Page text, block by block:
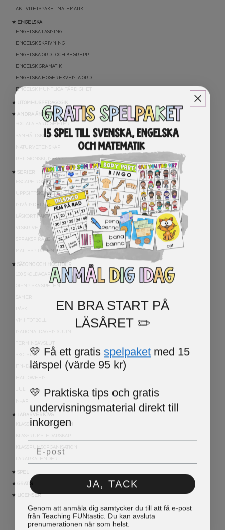
AKTIVITETSPAKET MATEMATIK
★ ENGELSKA
ENGELSKA LÄSNING
ENGELSK SKRIVNING
ENGELSKA ORD- OCH BEGREPP
ENGELSK GRAMATIK
ENGELSKA HÖGFREKVENTA ORD
ENGELSK MUNTLIGA FÄRDIGHET
★ UTOMHUSPEDAGOGIK
★ ANDRA ÄMNEN
SOCIALA FÄRDIGHETER
SAMHÄLLSKUNSKAP
NATURVETENSKAP
RELIGIONSKUNSKAP
★ SERIER
ESCAPE ROOMS
UPPGIFTSKORT SVENSKA
NIVÅINDELADE LÄSTEXTER
LÄSKORT FAKTA
VI SKRIVER
SPRÅKSPIRALEN
MATTESPIRALEN
★ SÄSONG OCH HÖGTIDER
OLYMPISKA SPELEN
VM I FOTBOLL
NATIONALDAGEN 6 JUNI
TERMINSAVSLUT
SKOLSTART
FN-DAGEN
★ LÄRARVERKTYG
KLASSRUMSDEKORATION
KLASSRUMSORGANISATION
★ SPEL
★ GRATIS
★ LICENSER
EN BRA START PÅ
LÄSÅRET ✏️
💛 Få ett gratis spelpaket med 15
lärspel (värde 95 kr)
💛 Praktiska tips och gratis
undervisningsmaterial direkt till
inkorgen
Email
JA, TACK
Genom att anmäla dig samtycker du till att få e-post
från Teaching FUNtastic. Du kan avsluta
prenumerationen när som helst.